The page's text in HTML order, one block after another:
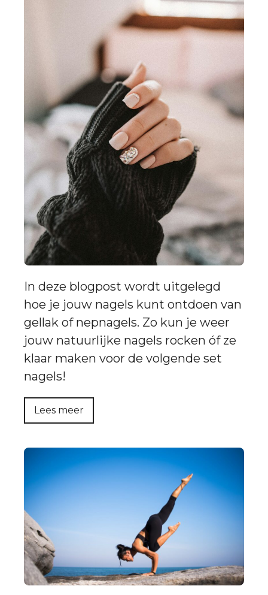
In deze blogpost wordt uitgelegd
hoe je jouw nagels kunt ontdoen van
gellak of nepnagels. Zo kun je weer
jouw natuurlijke nagels rocken óf ze
klaar maken voor de volgende set
nagels!
Lees meer